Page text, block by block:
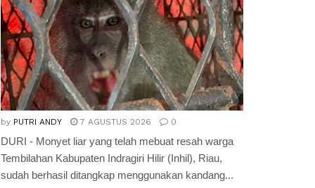
by PUTRI ANDY 7 AGUSTUS 2026 0
DURI - Monyet liar yang telah mebuat resah warga
Tembilahan Kabupaten Indragiri Hilir (Inhil), Riau,
sudah berhasil ditangkap menggunakan kandang...